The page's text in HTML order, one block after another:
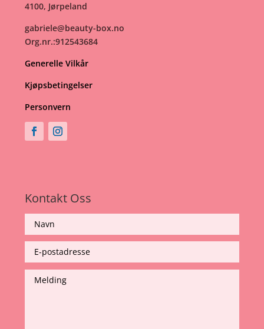
4100, Jørpeland
gabriele@beauty-box.no
Org.nr.:912543684
Generelle Vilkår
Kjøpsbetingelser
Personvern
Kontakt Oss